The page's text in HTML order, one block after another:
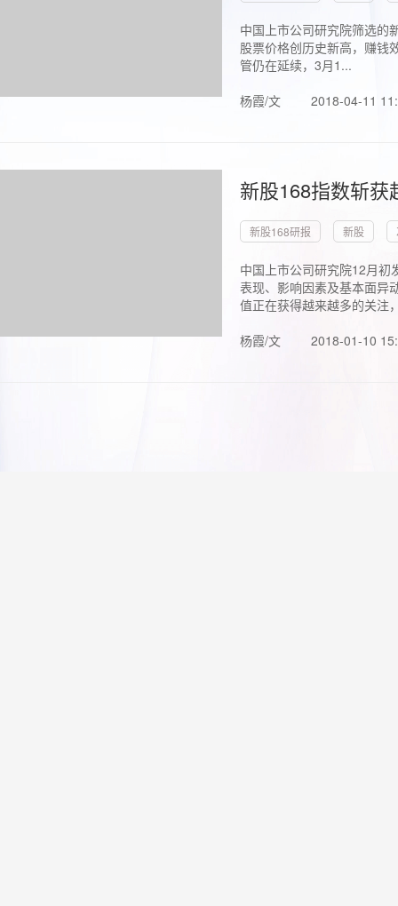
中国上市公司研究院筛选的
股票价格创历史新高，赚钱
管仍在延续，3月1...
杨霞/文
2018-04-11
新股168指数斩
新股168研报 新股
中国上市公司研究院12月初
表现、影响因素及基本面异
值正在获得越来越多的关注
杨霞/文
2018-01-10